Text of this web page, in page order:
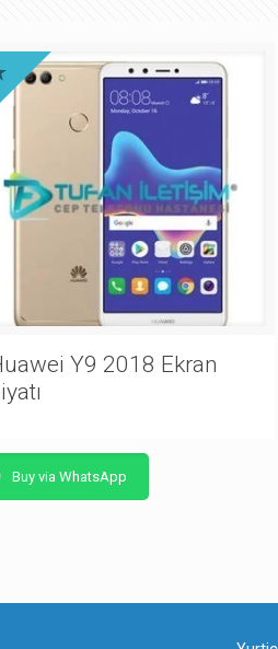
Y9 2018 Ekran
Buy via WhatsApp